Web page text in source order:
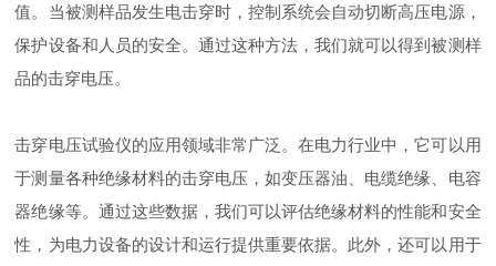
值。当被测样品发生电击穿时，控制系统会自动切断高压电源，
保护设备和人员的安全。通过这种方法，我们就可以得到被测样
品的击穿电压。
击穿电压试验仪的应用领域非常广泛。在电力行业中，它可以用
于测量各种绝缘材料的击穿电压，如变压器油、电缆绝缘、电容
器绝缘等。通过这些数据，我们可以评估绝缘材料的性能和安全
性，为电力设备的设计和运行提供重要依据。此外，还可以用于